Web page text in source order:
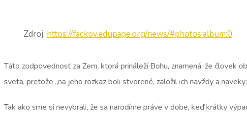
Zdroj: https://fackov.edupage.org/news/#photos:album:0
Táto zodpovednosť za Zem, ktorá prináleží Bohu, znamená, že
sveta, pretože „na jeho rozkaz boli stvorené, založil ich navždy a
Tak ako sme si nevybrali, že sa narodíme práve v dobe, keď krátky